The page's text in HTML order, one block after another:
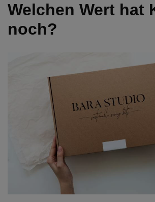
Welchen Wert hat
noch?